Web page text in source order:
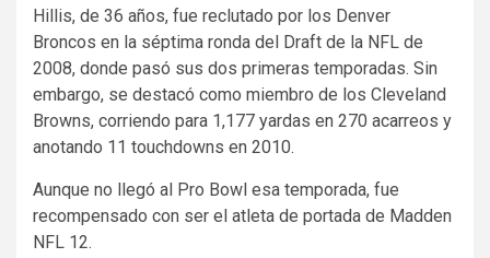
Hillis, de 36 años, fue reclutado por los Denver
Broncos en la séptima ronda del Draft de la NFL de
2008, donde pasó sus dos primeras temporadas. Sin
embargo, se destacó como miembro de los Cleveland
Browns, corriendo para 1,177 yardas en 270 acarreos y
anotando 11 touchdowns en 2010.
Aunque no llegó al Pro Bowl esa temporada, fue
recompensado con ser el atleta de portada de Madden
NFL 12.